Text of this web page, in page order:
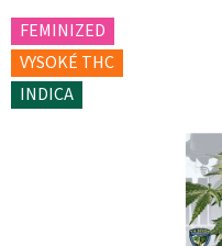
produktu
je
0,0
z
FEMINIZED
VYSOKÉ THC
INDICA